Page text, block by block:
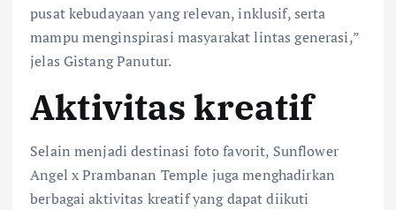
pusat kebudayaan yang relevan, inklusif, serta
mampu menginspirasi masyarakat lintas generasi,”
jelas Gistang Panutur.
Aktivitas kreatif
Selain menjadi destinasi foto favorit, Sunflower
Angel x Prambanan Temple juga menghadirkan
berbagai aktivitas kreatif yang dapat diikuti